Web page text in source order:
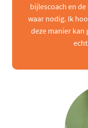
bijlescoach en
waar nodig. Ik
deze manier kan